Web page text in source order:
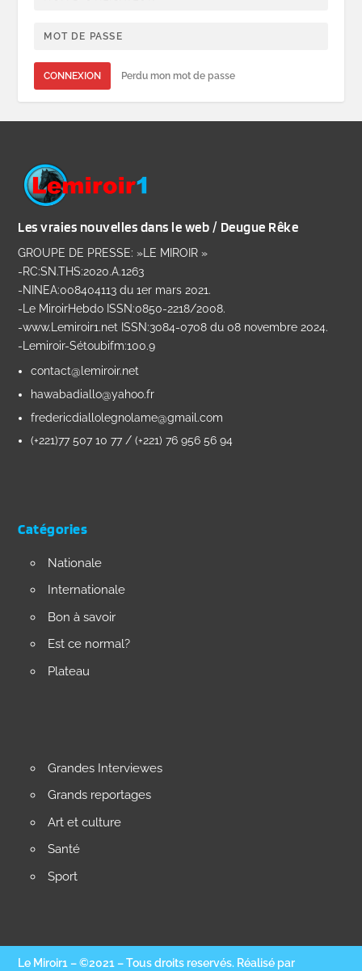
CONNEXION Perdu mon mot de passe
Les vraies nouvelles dans le web / Deugue Rêke
GROUPE DE PRESSE: »LE MIROIR »
-RC:SN.THS:2020.A.1263
-NINEA:008404113 du 1er mars 2021.
-Le MiroirHebdo ISSN:0850-2218/2008.
-www.Lemiroir1.net ISSN:3084-0708 du 08 novembre 2024.
-Lemiroir-Sétoubifm:100.9
contact@lemiroir.net
hawabadiallo@yahoo.fr
fredericdiallolegnolame@gmail.com
(+221)77 507 10 77 / (+221) 76 956 56 94
Catégories
Nationale
Internationale
Bon à savoir
Est ce normal?
Plateau
Grandes Interviewes
Grands reportages
Art et culture
Santé
Sport
Le Miroir1 – ©2021 – Tous droits reservés. Réalisé par